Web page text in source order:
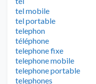
tel mobile
tel portable
telephon
téléphone
telephone fixe
telephone mobile
telephone portable
telephones